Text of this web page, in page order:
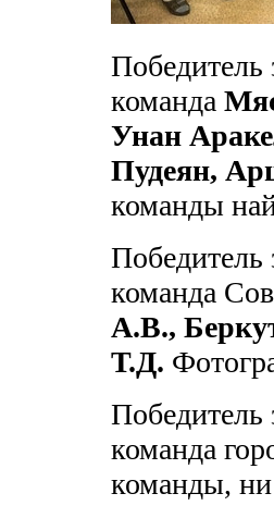
Победитель
команда
Унан
Пудеян,
команды
Победитель
команда
А.В.,
Т.Д.
Победитель
команда
команды, ни